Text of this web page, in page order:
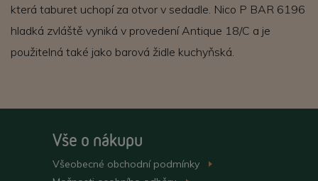
která taburet uchopí za otvor v sedadle. Nico P BAR 6196
hladká zvláště vyniká v provedení Antique 18/C a je
použitelná také jako barová židle kuchyňská.
Vše o nákupu
Všeobecné obchodní podmínky